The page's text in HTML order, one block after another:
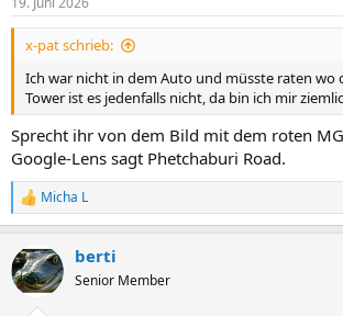
e
n
x-pat schrieb:
Ich war nicht in dem Auto und müsste raten wo
Tower ist es jedenfalls nicht, da bin ich mir
Sprecht ihr von dem Bild mit dem roten
Google-Lens sagt Phetchaburi Road.
R
e
k
t
i
Micha L
berti
Senior Member